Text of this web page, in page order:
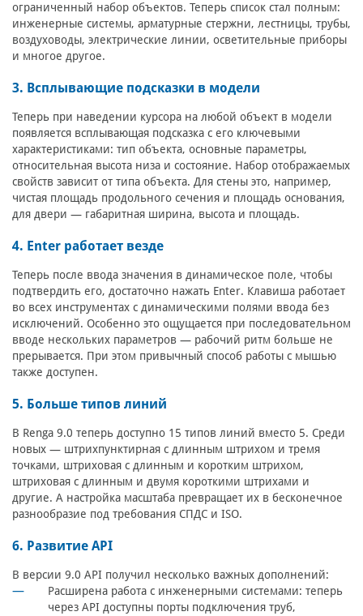
ограниченный набор объектов. Теперь список стал полным:
инженерные системы, арматурные стержни, лестницы, трубы,
воздуховоды, электрические линии, осветительные приборы
и многое другое.
3. Всплывающие подсказки в модели
Теперь при наведении курсора на любой объект в модели
появляется всплывающая подсказка с его ключевыми
характеристиками: тип объекта, основные параметры,
относительная высота низа и состояние. Набор отображаемых
свойств зависит от типа объекта. Для стены это, например,
чистая площадь продольного сечения и площадь основания,
для двери — габаритная ширина, высота и площадь.
4. Enter работает везде
Теперь после ввода значения в динамическое поле, чтобы
подтвердить его, достаточно нажать Enter. Клавиша работает
во всех инструментах с динамическими полями ввода без
исключений. Особенно это ощущается при последовательном
вводе нескольких параметров — рабочий ритм больше не
прерывается. При этом привычный способ работы с мышью
также доступен.
5. Больше типов линий
В Renga 9.0 теперь доступно 15 типов линий вместо 5. Среди
новых — штрихпунктирная с длинным штрихом и тремя
точками, штриховая с длинным и коротким штрихом,
штриховая с длинным и двумя короткими штрихами и
другие. А настройка масштаба превращает их в бесконечное
разнообразие под требования СПДС и ISO.
6. Развитие API
В версии 9.0 API получил несколько важных дополнений:
Расширена работа с инженерными системами: теперь
через API доступны порты подключения труб,